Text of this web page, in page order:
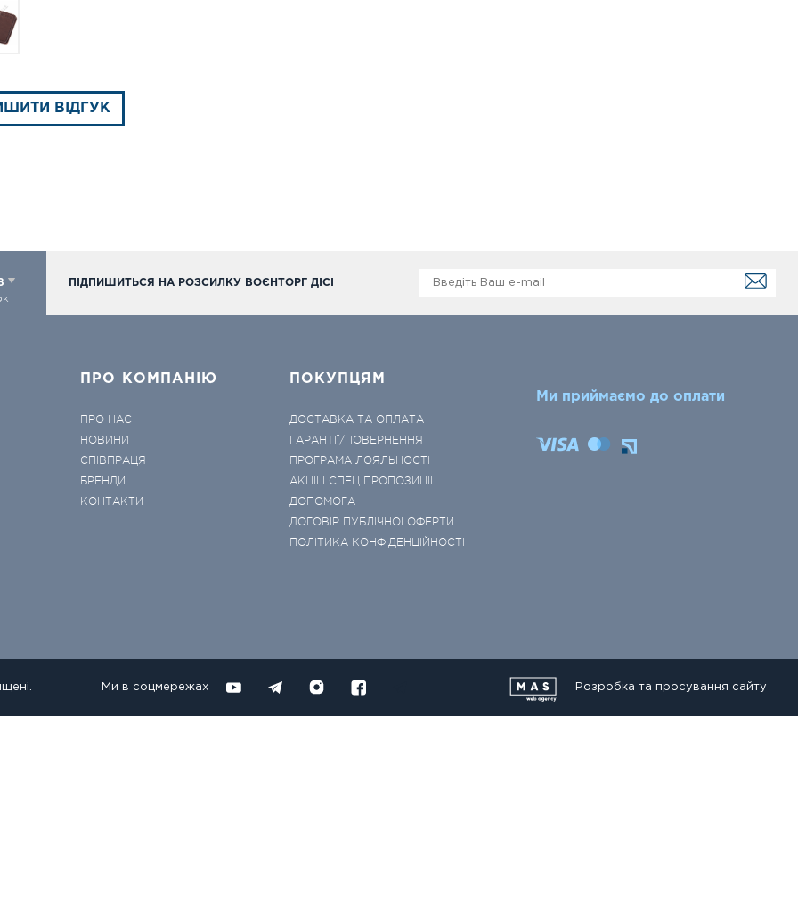
ВІДГУК
ПІДПИШИТЬСЯ НА РОЗСИЛКУ ВОЄНТОРГ ДІСІ
ПРО КОМПАНІЮ
ПРО НАС
НОВИНИ
СПІВПРАЦЯ
БРЕНДИ
КОНТАКТИ
ПОКУПЦЯМ
ДОСТАВКА ТА ОПЛАТА
ГАРАНТІЇ/ПОВЕРНЕННЯ
ПРОГРАМА ЛОЯЛЬНОСТІ
АКЦІЇ І СПЕЦ ПРОПОЗИЦІЇ
ДОПОМОГА
ДОГОВІР ПУБЛІЧНОЇ ОФЕРТИ
ПОЛІТИКА КОНФІДЕНЦІЙНОСТІ
Ми приймаємо до оплати
Ми в соцмережах Розробка та просування сайту